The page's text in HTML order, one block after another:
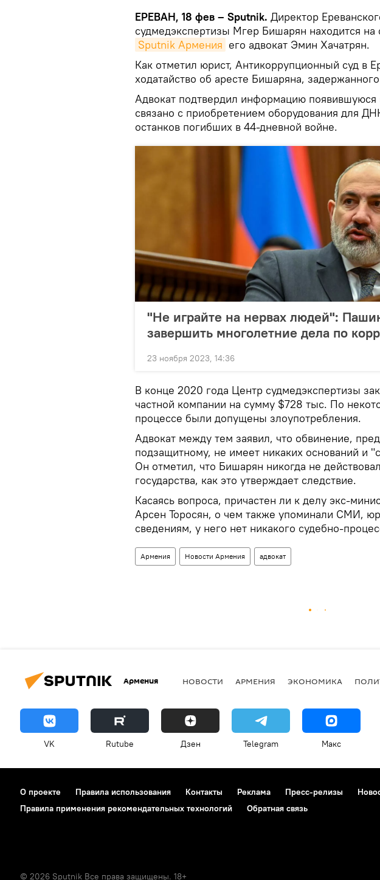
ЕРЕВАН, 18 фев – Sputnik. Директор
судмедэкспертизы Мгер Бишарян находится
Sputnik Армения его адвокат Эмин Хачатрян.
Как отметил юрист, Антикоррупционный суд в
ходатайство об аресте Бишаряна,
Адвокат подтвердил информацию
связано с приобретением оборудования для
останков погибших в 44-дневной войне.
"Не играйте на нервах людей":
завершить многолетние дела по
23 ноября 2023, 14:36
В конце 2020 года Центр судмедэкспертизы
частной компании на сумму $728 тыс. По
процессе были допущены злоупотребления.
Адвокат между тем заявил, что обвинение,
подзащитному, не имеет никаких оснований и
Он отметил, что Бишарян никогда не
государства, как это утверждает следствие.
Касаясь вопроса, причастен ли к делу экс-
Арсен Торосян, о чем также упоминали СМИ,
сведениям, у него нет никакого судебно-
Армения Новости Армения адвокат
Армения НОВОСТИ АРМЕНИЯ ЭКОНОМИКА
VK Rutube Дзен Telegram Макс
О проекте Правила использования Контакты Реклама Пресс-релизы
Правила применения рекомендательных технологий
Обратная связь
© 2026 Sputnik Все права защищены. 18+